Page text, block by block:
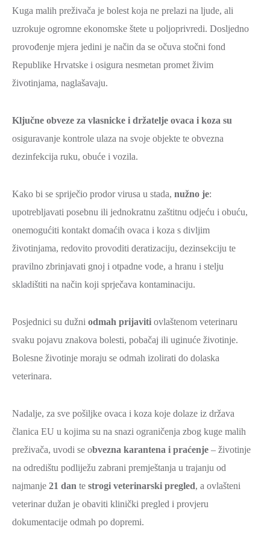
Kuga malih preživača je bolest koja ne prelazi na ljude, ali
uzrokuje ogromne ekonomske štete u poljoprivredi. Dosljedno
provođenje mjera jedini je način da se očuva stočni fond
Republike Hrvatske i osigura nesmetan promet živim
životinjama, naglašavaju.
Ključne obveze za vlasnicke i držatelje ovaca i koza su
osiguravanje kontrole ulaza na svoje objekte te obvezna
dezinfekcija ruku, obuće i vozila.
Kako bi se spriječio prodor virusa u stada, nužno je:
upotrebljavati posebnu ili jednokratnu zaštitnu odjeću i obuću,
onemogućiti kontakt domaćih ovaca i koza s divljim
životinjama, redovito provoditi deratizaciju, dezinsekciju te
pravilno zbrinjavati gnoj i otpadne vode, a hranu i stelju
skladištiti na način koji sprječava kontaminaciju.
Posjednici su dužni odmah prijaviti ovlaštenom veterinaru
svaku pojavu znakova bolesti, pobačaj ili uginuće životinje.
Bolesne životinje moraju se odmah izolirati do dolaska
veterinara.
Nadalje, za sve pošiljke ovaca i koza koje dolaze iz država
članica EU u kojima su na snazi ograničenja zbog kuge malih
preživača, uvodi se obvezna karantena i praćenje – životinje
na odredištu podliježu zabrani premještanja u trajanju od
najmanje 21 dan te strogi veterinarski pregled, a ovlašteni
veterinar dužan je obaviti klinički pregled i provjeru
dokumentacije odmah po dopremi.